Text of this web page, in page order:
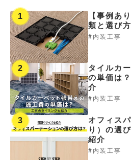
1
【事例あ
類と選び
内装工事
2
タイルカ
の単価は
介
内装工事
3
オフィス
り）の選
紹介
内装工事